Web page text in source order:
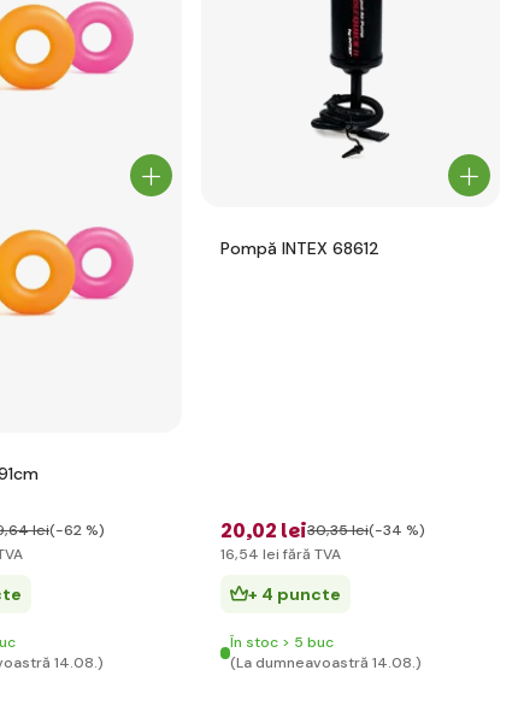
,64 lei(-62 %)
14.08.)
Pompă INTEX 68612
20,02 lei30,35 lei(-34 %)
16,54 lei fără TVA
+ 4 puncte
În stoc > 5 buc
(La dumneavoastră 14.08.)